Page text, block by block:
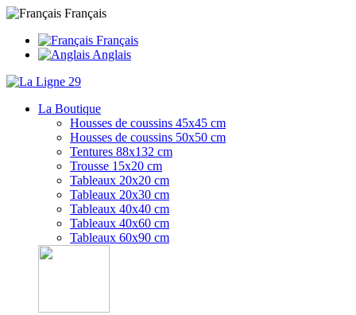
Français
Français
Anglais
La Boutique
Housses de coussins 45x45 cm
Housses de coussins 50x50 cm
Tentures 88x132 cm
Trousse 15x20 cm
Tableaux 20x20 cm
Tableaux 20x30 cm
Tableaux 40x40 cm
Tableaux 40x60 cm
Tableaux 60x90 cm